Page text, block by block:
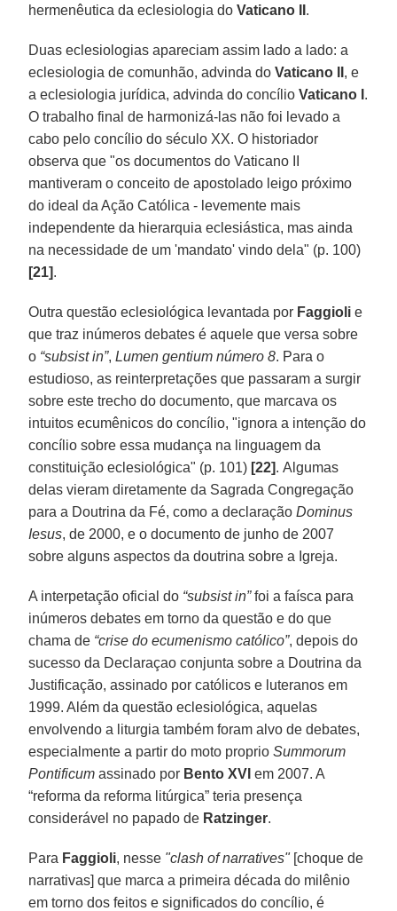
hermenêutica da eclesiologia doVaticano II .
Duas eclesiologias apareciam assim lado a lado: a
eclesiologia de comunhão, advinda doVaticano II , e
a eclesiologia jurídica, advinda do concílio Vaticano I .
O trabalho final de harmonizá-las não foi levado a
cabo pelo concílio do século XX. O historiador
observa que "os documentos do Vaticano II
mantiveram o conceito de apostolado leigo próximo
do ideal da Ação Católica - levemente mais
independente da hierarquia eclesiástica, mas ainda
na necessidade de um 'mandato' vindo dela" (p. 100)
[21].
Outra questão eclesiológica levantada por Faggiolie
que traz inúmeros debates é aquele que versa sobre
o “subsist in”,Lumen gentium número 8. Para o
estudioso, as reinterpretações que passaram a surgir
sobre este trecho do documento, que marcava os
intuitos ecumênicos do concílio, "ignora a intenção do
concílio sobre essa mudança na linguagem da
constituição eclesiológica" (p. 101) [22]. Algumas
delas vieram diretamente da Sagrada Congregação
para a Doutrina da Fé, como a declaraçãoDominus
Iesus, de 2000, e o documento de junho de 2007
sobre alguns aspectos da doutrina sobre a Igreja.
A interpetação oficial do “subsist in”foi a faísca para
inúmeros debates em torno da questão e do que
chama de “crise do ecumenismo católico”, depois do
sucesso da Declaraçao conjunta sobre a Doutrina da
Justificação, assinado por católicos e luteranos em
1999. Além da questão eclesiológica, aquelas
envolvendo a liturgia também foram alvo de debates,
especialmente a partir do moto proprioSummorum
Pontificum assinado por Bento XVI em 2007. A
“reforma da reforma litúrgica” teria presença
considerável no papado de Ratzinger.
Para Faggioli, nesse "clash of narratives"[choque de
narrativas] que marca a primeira década do milênio
em torno dos feitos e significados do concílio, é